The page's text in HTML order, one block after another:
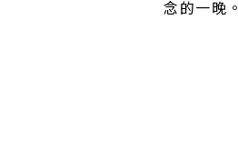
念的一晚。